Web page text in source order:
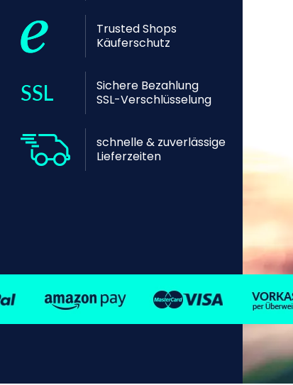
Trusted Shops
Käuferschutz
Sichere Bezahlung
SSL-Verschlüsselung
schnelle & zuverlässige
Lieferzeiten